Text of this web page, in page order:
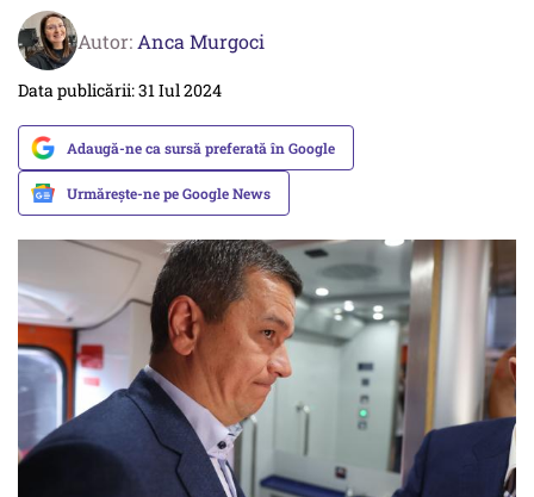
Autor: Anca Murgoci
Data publicării: 31 Iul 2024
Adaugă-ne ca sursă preferată în Google
Urmărește-ne pe Google News